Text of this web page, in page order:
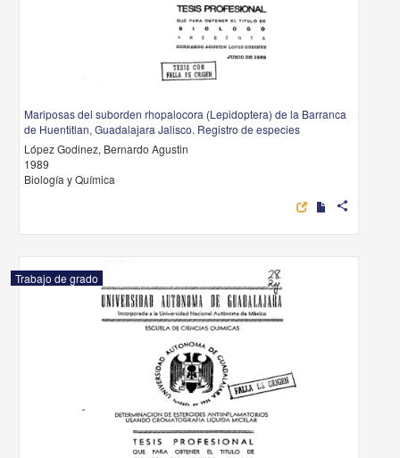
Mariposas del suborden rhopalocora (Lepidoptera) de la Barranca
de Huentitlan, Guadalajara Jalisco. Registro de especies
López Godinez, Bernardo Agustin
1989
Biología y Química
share
Trabajo de grado